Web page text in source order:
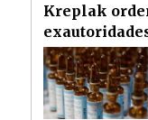
Kreplak